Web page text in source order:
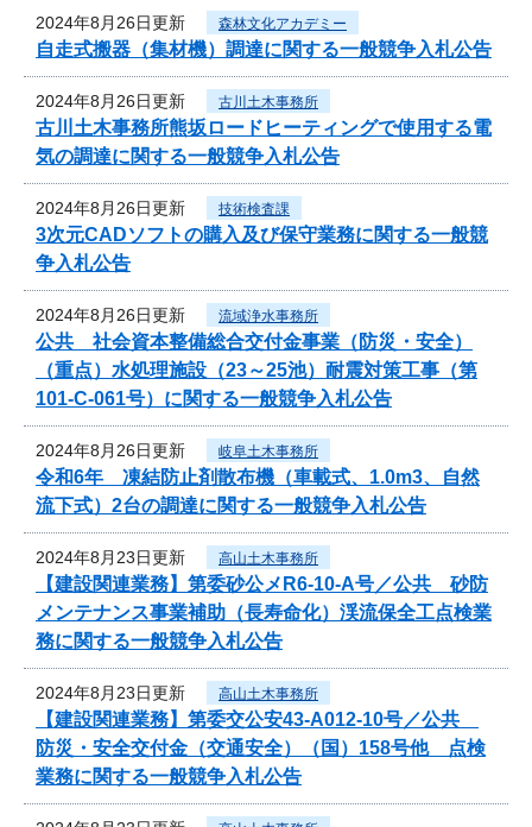
2024年8月26日更新 森林文化アカデミー
自走式搬器（集材機）調達に関する一般競争入札公告
2024年8月26日更新 古川土木事務所
古川土木事務所熊坂ロードヒーティングで使用する電
気の調達に関する一般競争入札公告
2024年8月26日更新 技術検査課
3次元CADソフトの購入及び保守業務に関する一般競
争入札公告
2024年8月26日更新 流域浄水事務所
公共 社会資本整備総合交付金事業（防災・安全）
（重点）水処理施設（23～25池）耐震対策工事（第
101-C-061号）に関する一般競争入札公告
2024年8月26日更新 岐阜土木事務所
令和6年 凍結防止剤散布機（車載式、1.0m3、自然
流下式）2台の調達に関する一般競争入札公告
2024年8月23日更新 高山土木事務所
【建設関連業務】第委砂公メR6-10-A号／公共 砂防
メンテナンス事業補助（長寿命化）渓流保全工点検業
務に関する一般競争入札公告
2024年8月23日更新 高山土木事務所
【建設関連業務】第委交公安43-A012-10号／公共
防災・安全交付金（交通安全）（国）158号他 点検
業務に関する一般競争入札公告